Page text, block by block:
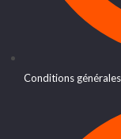
Conditions